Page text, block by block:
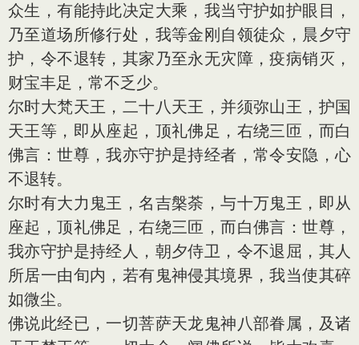
众生，有能持此决定大乘，我当守护如护眼目，
乃至道场所修行处，我等金刚自领徒众，晨夕守
护，令不退转，其家乃至永无灾障，疫病销灭，
财宝丰足，常不乏少。
尔时大梵天王，二十八天王，并须弥山王，护国
天王等，即从座起，顶礼佛足，右绕三匝，而白
佛言：世尊，我亦守护是持经者，常令安隐，心
不退转。
尔时有大力鬼王，名吉槃荼，与十万鬼王，即从
座起，顶礼佛足，右绕三匝，而白佛言：世尊，
我亦守护是持经人，朝夕侍卫，令不退屈，其人
所居一由旬内，若有鬼神侵其境界，我当使其碎
如微尘。
佛说此经已，一切菩萨天龙鬼神八部眷属，及诸